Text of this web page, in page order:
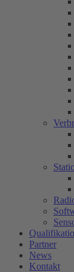
Partner
News
Kontakt